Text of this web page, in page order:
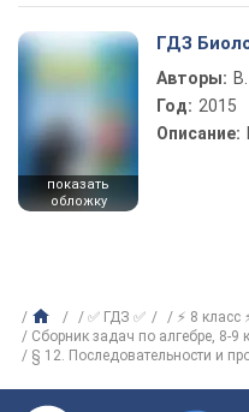
показать
обложку
ГДЗ
Авторы:
Год: 2015
Описание:
✅ ГДЗ ✅ ⚡ 8 класс
Сборник задач по алгебре, 8-9
§ 12. Последовательности и